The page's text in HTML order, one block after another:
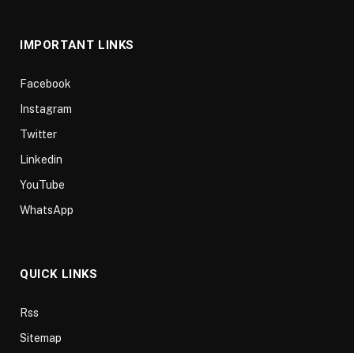
IMPORTANT LINKS
Facebook
Instagram
Twitter
Linkedin
YouTube
WhatsApp
QUICK LINKS
Rss
Sitemap